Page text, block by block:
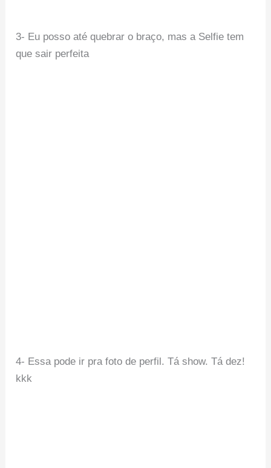
3- Eu posso até quebrar o braço, mas a Selfie tem
que sair perfeita
4- Essa pode ir pra foto de perfil. Tá show. Tá dez!
kkk